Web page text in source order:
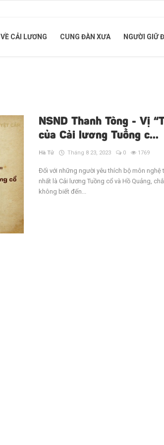
VỀ CẢI LƯƠNG CUNG ĐÀN XƯA NGƯỜI GIỮ
NSND Thanh Tòng - Vị
của Cải lương Tuồng c...
Hà Tử Tháng 8 23, 2023 0 1769
Đối với những người yêu thích bộ môn nghệ
nhất là Cải lương Tuồng cổ và Hồ Quảng,
không biết đến...